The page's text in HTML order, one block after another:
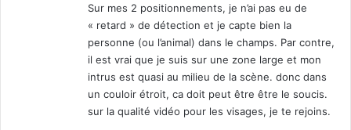
Sur mes 2 positionnements, je n’ai pas eu de
« retard » de détection et je capte bien la
personne (ou l’animal) dans le champs. Par contre,
il est vrai que je suis sur une zone large et mon
intrus est quasi au milieu de la scène. donc dans
un couloir étroit, ca doit peut être être le soucis.
sur la qualité vidéo pour les visages, je te rejoins.